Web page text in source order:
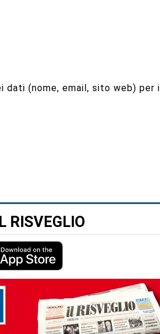
dati (nome, email, sito web) per il
RISVEGLIO